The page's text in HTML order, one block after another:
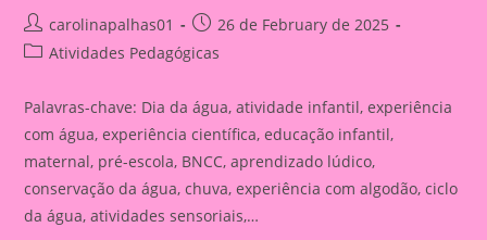
Post
author:
carolinapalhas01
Post
published:
26 de February de 2025
PostAtividades Pedagógicas
Palavras-chave: Dia da água, atividade infantil, experiência
com água, experiência científica, educação infantil,
maternal, pré-escola, BNCC, aprendizado lúdico,
conservação da água, chuva, experiência com algodão, ciclo
da água, atividades sensoriais,…